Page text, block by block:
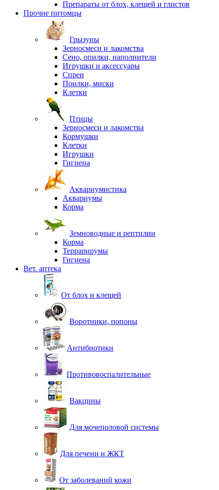
Препараты от блох, клещей и глистов
Прочие питомцы
Грызуны
Зерносмеси и лакомства
Сено, опилки, наполнители
Игрушки и аксессуары
Спреи
Поилки, миски
Клетки
Птицы
Зерносмеси и лакомства
Кормушки
Клетки
Игрушки
Гигиена
Аквариумистика
Аквариумы
Корма
Земноводные и рептилии
Корма
Террарирумы
Гигиена
Вет. аптека
От блох и клещей
Воротники, попоны
Антибиотики
Противовоспалительные
Вакцины
Для мочеполовой системы
Для печени и ЖКТ
От заболеваний кожи